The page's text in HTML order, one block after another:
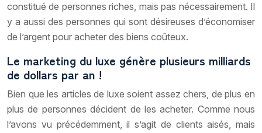
constitué de personnes riches, mais pas nécessairement. Il
y a aussi des personnes qui sont désireuses d’économiser
de l’argent pour acheter des biens coûteux.
Le marketing du luxe génère plusieurs milliards
de dollars par an !
Bien que les articles de luxe soient assez chers, de plus en
plus de personnes décident de les acheter. Comme nous
l’avons vu précédemment, il s’agit de clients aisés, mais